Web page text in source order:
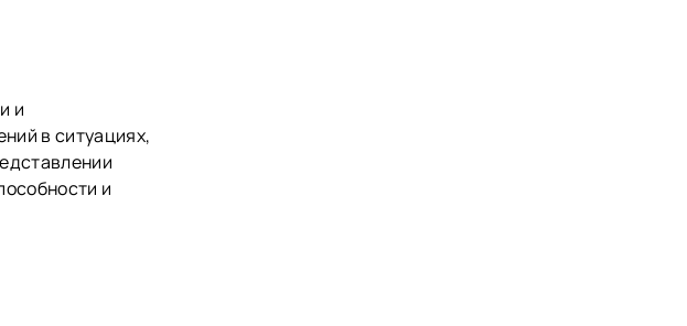
и
в ситуациях,
и